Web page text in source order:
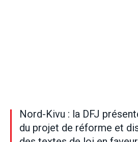
Nord-Kivu : la DFJ
du projet de réforme et